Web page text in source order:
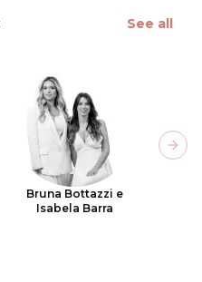
See all
Bruna Bottazzi e
Isabela Barra